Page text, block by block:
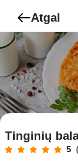
Atgal
Tinginių
5